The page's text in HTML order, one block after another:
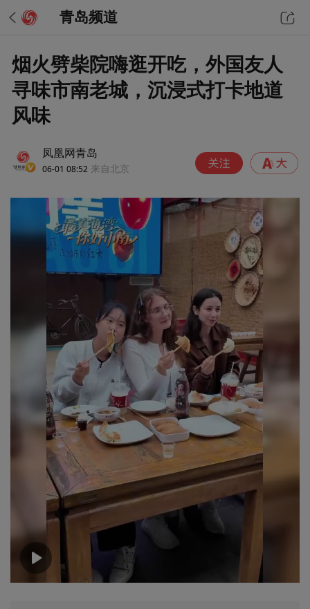
青岛频道
烟火劈柴院嗨逛开吃，外国友人
寻味市南老城，沉浸式打卡地道
风味
凤凰网青岛
06-01 08:52 来自北京
00:00 00:27